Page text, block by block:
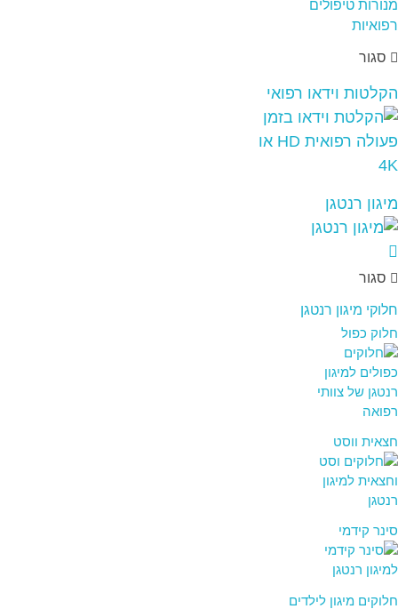
סגור
הקלטות וידאו רפואי
מיגון רנטגן
סגור
חלוקי מיגון רנטגן
חלוק כפול
חצאית ווסט
סינר קידמי
חלוקים מיגון לילדים